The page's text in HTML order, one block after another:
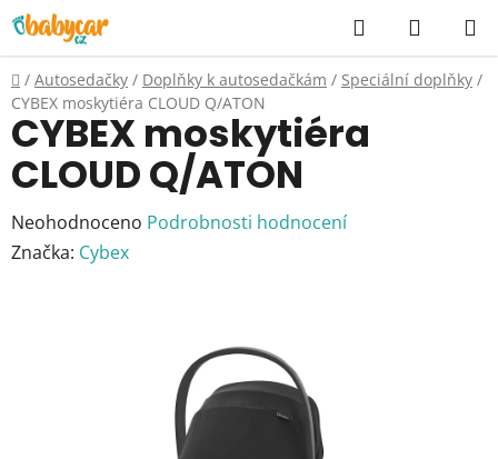
Přejít
na
obsah
Hledat
KOŠÍK
Domů
/ Autosedačky / Doplňky k autosedačkám / Speciální doplňky /
CYBEX moskytiéra CLOUD Q/ATON
CYBEX moskytiéra
CLOUD Q/ATON
Průměrné
hodnocení
Neohodnoceno Podrobnosti hodnocení
Značka: Cybex